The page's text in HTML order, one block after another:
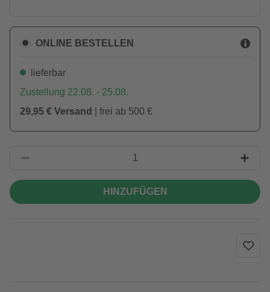
ONLINE BESTELLEN
lieferbar
Zustellung 22.08. - 25.08.
29,95 € Versand
| frei ab 500 €
HINZUFÜGEN